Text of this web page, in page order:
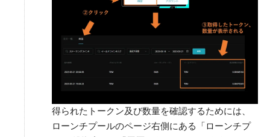
得られたトークン及び数量を確認するためには、
ローンチプールのページ右側にある「ローンチプ